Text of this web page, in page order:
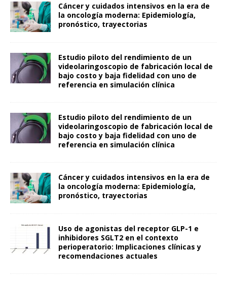
Cáncer y cuidados intensivos en la era de
la oncología moderna: Epidemiología,
pronóstico, trayectorias
Estudio piloto del rendimiento de un
videolaringoscopio de fabricación local de
bajo costo y baja fidelidad con uno de
referencia en simulación clínica
Estudio piloto del rendimiento de un
videolaringoscopio de fabricación local de
bajo costo y baja fidelidad con uno de
referencia en simulación clínica
Cáncer y cuidados intensivos en la era de
la oncología moderna: Epidemiología,
pronóstico, trayectorias
Uso de agonistas del receptor GLP-1 e
inhibidores SGLT2 en el contexto
perioperatorio: Implicaciones clínicas y
recomendaciones actuales